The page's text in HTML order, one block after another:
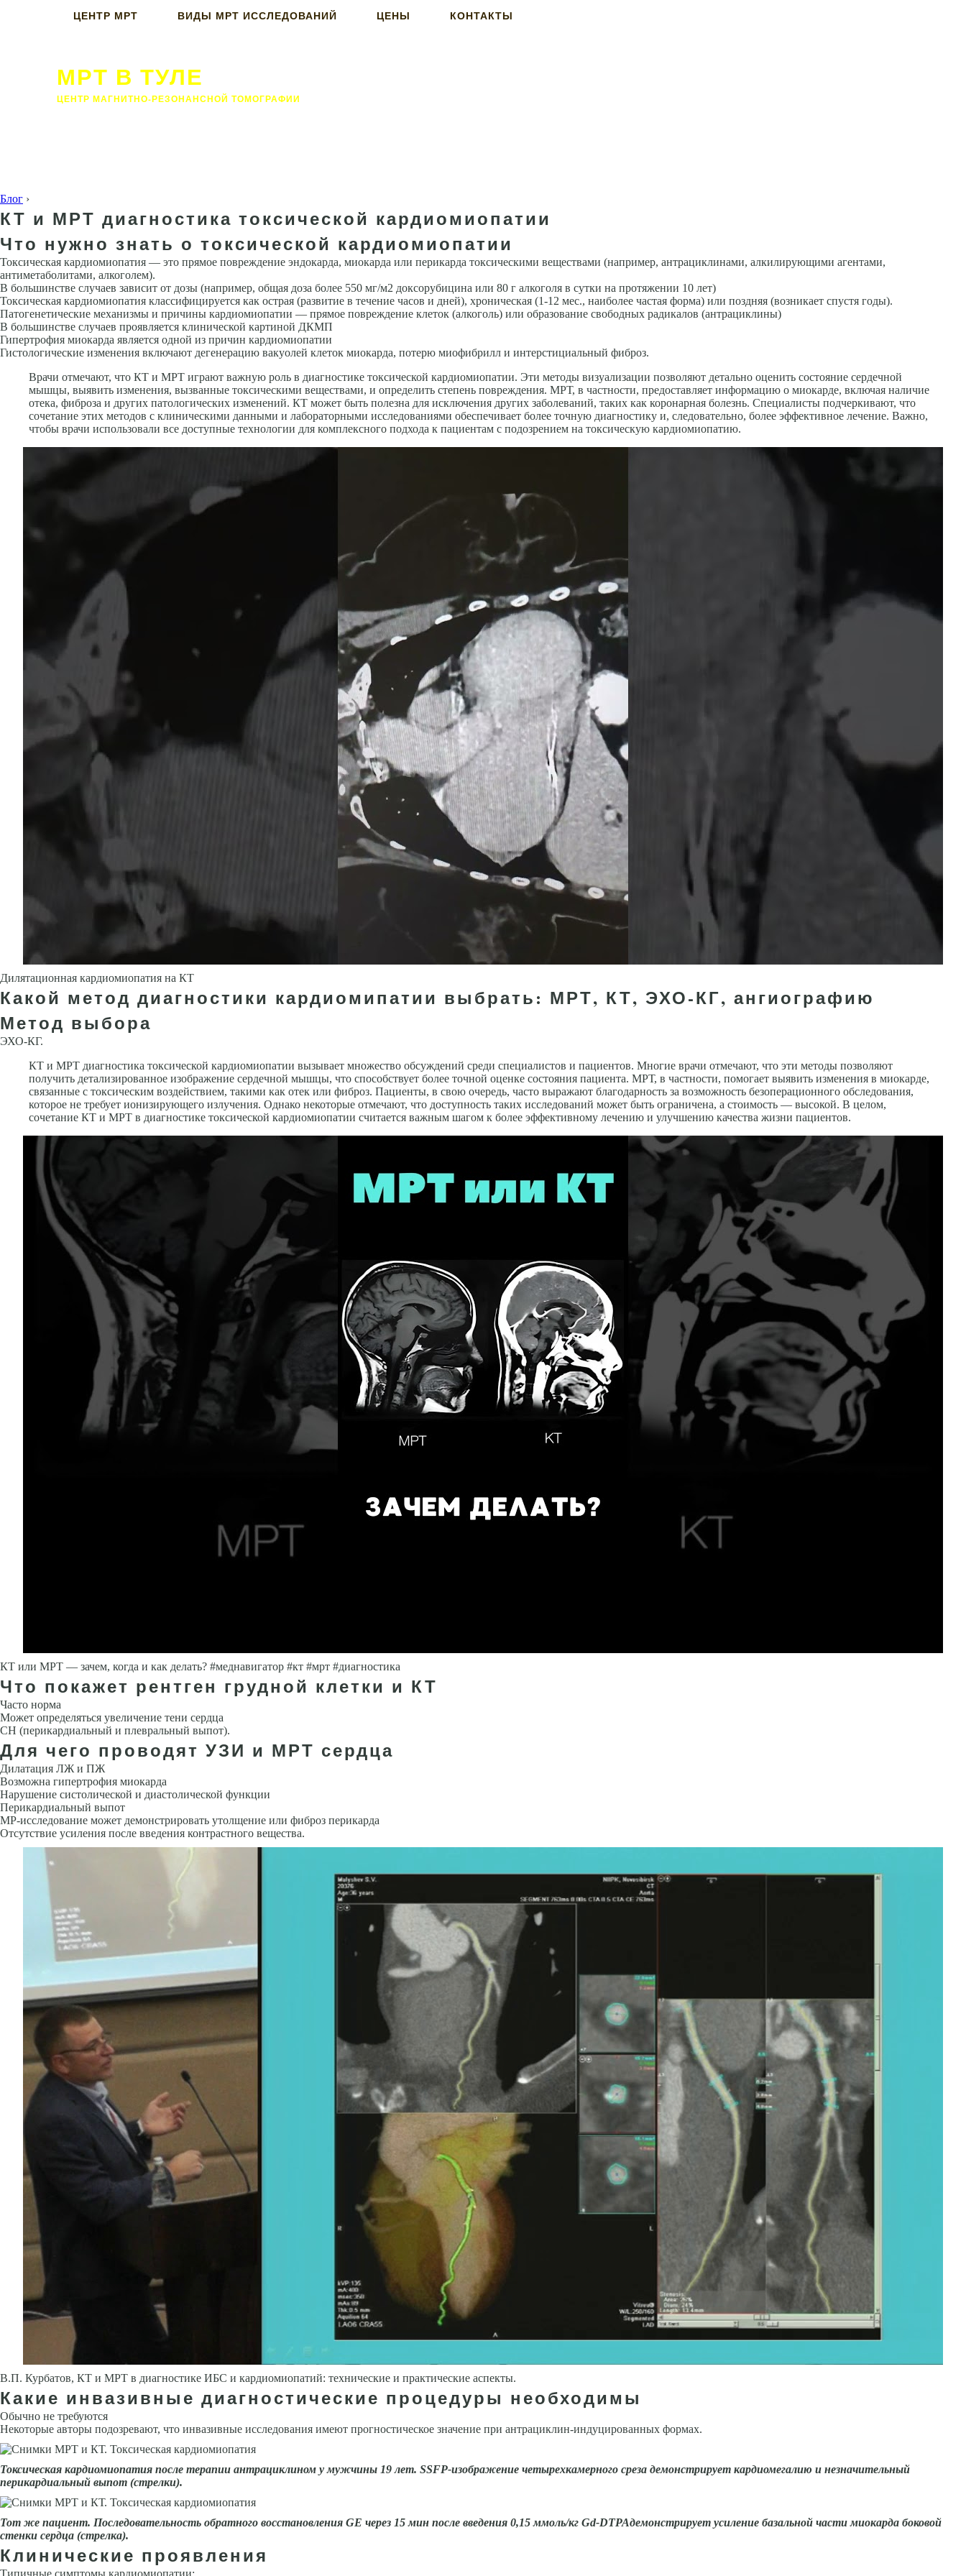
ЦЕНТР МРТ ВИДЫ МРТ ИССЛЕДОВАНИЙ ЦЕНЫ КОНТАКТЫ
МРТ В ТУЛЕ
ЦЕНТР МАГНИТНО-РЕЗОНАНСНОЙ ТОМОГРАФИИ
Блог ›
КТ и МРТ диагностика токсической кардиомиопатии
Что нужно знать о токсической кардиомиопатии
Токсическая кардиомиопатия — это прямое повреждение эндокарда, миокарда или перикарда токсически­ми веществами (например, антрациклинами, алкилирующими агентами,
антиметаболитами, алкоголем).
В большинстве случаев зависит от дозы (например, общая доза бо­лее 550 мг/м2 доксорубицина или 80 г алкоголя в сутки на протяжении 10 лет)
Токсическая кардиомиопатия классифицируется как острая (раз­витие в течение часов и дней), хроническая (1-12 мес., наиболее частая форма) или поздняя (возникает спустя годы).
Патогенетические механизмы и причины кардиомиопатии — прямое повреждение клеток (алкоголь) или образование свободных радикалов (антрациклины)
В большинстве случаев проявляется клинической картиной ДКМП
Гипертрофия миокарда является одной из причин кардиомиопатии
Гистологические изменения включают дегене­рацию вакуолей клеток миокарда, потерю миофибрилл и интерстициаль­ный фиброз.
Врачи отмечают, что КТ и МРТ играют важную роль в диагностике токсической кардиомиопатии. Эти методы визуализации позволяют детально оценить состояние сердечной
мышцы, выявить изменения, вызванные токсическими веществами, и определить степень повреждения. МРТ, в частности, предоставляет информацию о миокарде, включая наличие
отека, фиброза и других патологических изменений. КТ может быть полезна для исключения других заболеваний, таких как коронарная болезнь. Специалисты подчеркивают, что
сочетание этих методов с клиническими данными и лабораторными исследованиями обеспечивает более точную диагностику и, следовательно, более эффективное лечение. Важно,
чтобы врачи использовали все доступные технологии для комплексного подхода к пациентам с подозрением на токсическую кардиомиопатию.
Дилятационная кардиомиопатия на КТ
Какой метод диагностики кардиомипатии выбрать: МРТ, КТ, ЭХО-КГ, ангиографию
Метод выбора
ЭХО-КГ.
КТ и МРТ диагностика токсической кардиомиопатии вызывает множество обсуждений среди специалистов и пациентов. Многие врачи отмечают, что эти методы позволяют
получить детализированное изображение сердечной мышцы, что способствует более точной оценке состояния пациента. МРТ, в частности, помогает выявить изменения в миокарде,
связанные с токсическим воздействием, такими как отек или фиброз. Пациенты, в свою очередь, часто выражают благодарность за возможность безоперационного обследования,
которое не требует ионизирующего излучения. Однако некоторые отмечают, что доступность таких исследований может быть ограничена, а стоимость — высокой. В целом,
сочетание КТ и МРТ в диагностике токсической кардиомиопатии считается важным шагом к более эффективному лечению и улучшению качества жизни пациентов.
КТ или МРТ — зачем, когда и как делать? #меднавигатор #кт #мрт #диагностика
Что покажет рентген грудной клетки и КТ
Часто норма
Может определяться увеличение тени сердца
СН (пери­кардиальный и плевральный выпот).
Для чего проводят УЗИ и МРТ сердца
Дилатация ЛЖ и ПЖ
Возможна гипертрофия миокарда
Нарушение систолической и диастолической функции
Перикардиальный выпот
МР-исследование может демонстрировать утолщение или фиброз пери­карда
Отсутствие усиления после введения контрастного вещества.
В.П. Курбатов, КТ и МРТ в диагностике ИБС и кардиомиопатий: технические и практические аспекты.
Какие инвазивные диагностические процедуры необходимы
Обычно не требуются
Некоторые авторы подозревают, что инвазивные исследования имеют прогностическое значение при антрациклин-индуцированных формах.
Токсическая кардиомиопатия после те­рапии антрациклином у мужчины 19 лет. SSFP-изображение четырехкамерного среза демонстрирует кардиомегалию и незначительный
перикардиаль­ный выпот (стрелки).
Тот же пациент. Последова­тельность обратного восстановления GЕ через 15 мин после введения 0,15 ммоль/кг Gd-DTPAдемонстрирует усиление базаль­ной части миокарда боковой
стенки сердца (стрелка).
Клинические проявления
Типичные симптомы кардиомиопатии: